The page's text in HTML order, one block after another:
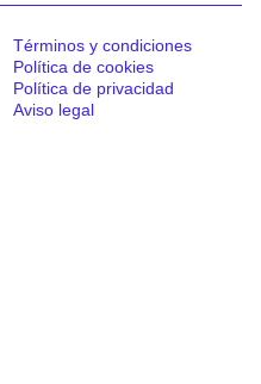
Términos y condiciones
Política de cookies
Política de privacidad
Aviso legal